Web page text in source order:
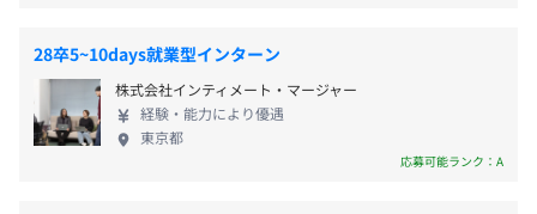
ミナルビルディング2F）
受動喫煙防止措置に関する事項
有期雇用
28卒5~10days就業型インターン
株式会社インティメート・マージャー
経験・能力により優遇
東京都
応募可能ランク：A